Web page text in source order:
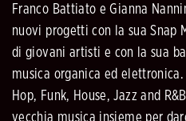
Franco Battiato e Gianna
nuovi progetti con la sua Snap
di giovani artisti e con la sua
musica organica ed
Hop, Funk, House, Jazz and
vecchia musica insieme per